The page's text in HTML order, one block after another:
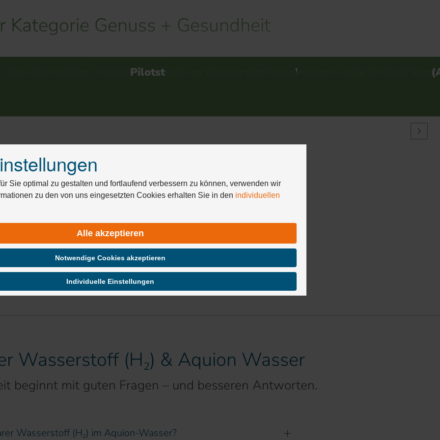
Genuss + Gesundheit
Pilotstudie zu Wasserstoffwasser und Lo…Warum Liebe im Kopf beginnt(Auch) Katzen lieben
Wasserstoff (H₂) & Aquion Wasser
beginnt mit guten Fragen – und besseren Antworten.
Wasserstoff (H₂) im Aquion-Wasser?
Sie optimal zu gestalten und fortlaufend verbessern zu können, verwenden wir
zu den von uns eingesetzten Cookies erhalten Sie in den individuellen
Alle akzeptieren
Notwendige Cookies akzeptieren
Individuelle Einstellungen